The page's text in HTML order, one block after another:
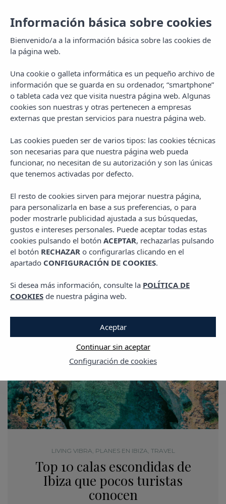
MENU
CATEGORY
Travel
LIVING VIBRA PLANES EN IBIZA TRAVEL
Top 10 calas escondidas de
Ibiza que pocos turistas
conocen
Información básica sobre cookies
Bienvenido/a a la información básica sobre las cookies de
la página web.
Una cookie o galleta informática es un pequeño archivo de
información que se guarda en su ordenador, “smartphone”
o tableta cada vez que visita nuestra página web. Algunas
cookies son nuestras y otras pertenecen a empresas
externas que prestan servicios para nuestra página web.
Las cookies pueden ser de varios tipos: las cookies técnicas
son necesarias para que nuestra página web pueda
funcionar, no necesitan de su autorización y son las únicas
que tenemos activadas por defecto.
El resto de cookies sirven para mejorar nuestra página,
para personalizarla en base a sus preferencias, o para
poder mostrarle publicidad ajustada a sus búsquedas,
gustos e intereses personales. Puede aceptar todas estas
cookies pulsando el botón ACEPTAR, rechazarlas pulsando
el botón RECHAZAR o configurarlas clicando en el
apartado CONFIGURACIÓN DE COOKIES.
Si desea más información, consulte la POLÍTICA DE
COOKIES de nuestra página web.
Configuración de cookies
Continuar sin aceptar
Aceptar